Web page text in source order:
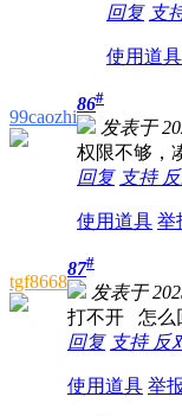
回复 支
使用道具
99caozhi
86#
发表于
权限不够，
回复 支持
使用道具 举
tgf8668
87#
发表于
打不开 怎么
回复 支持 反
使用道具 举